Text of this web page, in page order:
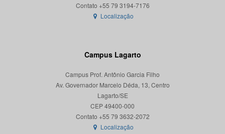
Localização
Campus Lagarto
Campus Prof. Antônio Garcia Filho
Av. Governador Marcelo Déda, 13, Centro
Lagarto/SE
CEP 49400-000
Localização